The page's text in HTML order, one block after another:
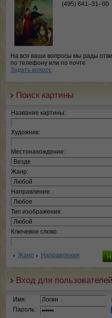
(495) 641–31–00
На все ваши вопросы мы рады
по телефону или по почте.
Задать вопрос
Поиск картины
Название картины:
Художник:
Местонахождение:
Жанр:
Направление:
Тип изображения:
Ключевое слово:
Жанр Направления
Вход для пользователей
Имя:
Пароль: